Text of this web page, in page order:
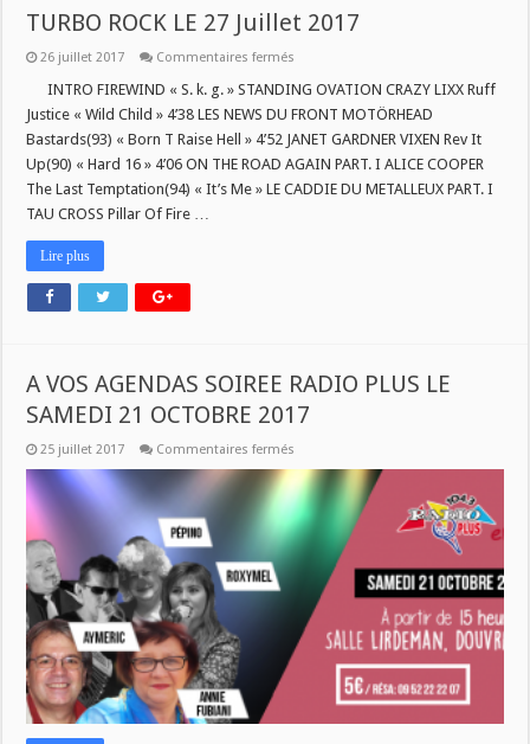
TURBO ROCK LE 27 Juillet 2017
26 juillet 2017 Commentaires fermés
ROCK
27
Juillet
2017
INTRO FIREWIND « S. k. g. » STANDING OVATION CRAZY LIXX Ruff
Justice « Wild Child » 4’38 LES NEWS DU FRONT MOTÖRHEAD
Bastards(93) « Born T Raise Hell » 4’52 JANET GARDNER VIXEN Rev It
Up(90) « Hard 16 » 4’06 ON THE ROAD AGAIN PART. I ALICE COOPER
The Last Temptation(94) « It’s Me » LE CADDIE DU METALLEUX PART. I
TAU CROSS Pillar Of Fire …
Lire plus
A VOS AGENDAS SOIREE RADIO PLUS LE
SAMEDI 21 OCTOBRE 2017
25 juillet 2017 Commentaires fermés
VOS
AGENDAS
SOIREE
RADIO
PLUS
SAMEDI
OCTOBRE
2017